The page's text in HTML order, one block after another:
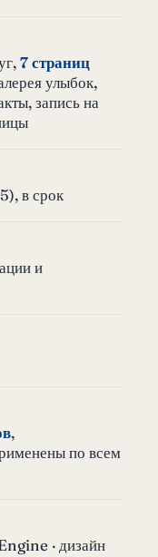
7 страниц
улыбок,
запись на
в срок
и
,
по всем
· дизайн